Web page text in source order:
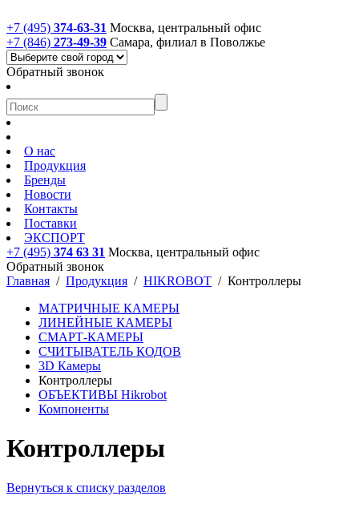
+7 (495) 374-63-31 Москва, центральный офис
+7 (846) 273-49-39 Самара, филиал в Поволжье
Обратный звонок
О нас
Продукция
Бренды
Новости
Контакты
Поставки
ЭКСПОРТ
+7 (495) 374 63 31 Москва, центральный офис
Обратный звонок
Главная / Продукция / HIKROBOT / Контроллеры
МАТРИЧНЫЕ КАМЕРЫ
ЛИНЕЙНЫЕ КАМЕРЫ
СМАРТ-КАМЕРЫ
СЧИТЫВАТЕЛЬ КОДОВ
3D Камеры
Контроллеры
ОБЪЕКТИВЫ Hikrobot
Компоненты
Контроллеры
Вернуться к списку разделов